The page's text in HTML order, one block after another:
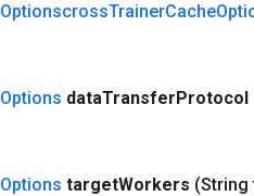
OptionscrossTrainerCache
Options dataTransferProtocol
Options targetWorkers (String